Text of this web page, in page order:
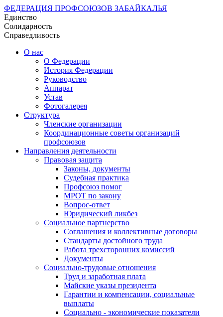
ФЕДЕРАЦИЯ ПРОФСОЮЗОВ ЗАБАЙКАЛЬЯ
Единство
Солидарность
Справедливость
О нас
О Федерации
История Федерации
Руководство
Аппарат
Устав
Фотогалерея
Структура
Членские организации
Координационные советы организаций
профсоюзов
Направления деятельности
Правовая защита
Законы, документы
Судебная практика
Профсоюз помог
МРОТ по закону
Вопрос-ответ
Юридический ликбез
Социальное партнерство
Соглашения и коллективные договоры
Стандарты достойного труда
Работа трехсторонних комиссий
Документы
Социально-трудовые отношения
Труд и заработная плата
Майские указы президента
Гарантии и компенсации, социальные
выплаты
Социально - экономические показатели